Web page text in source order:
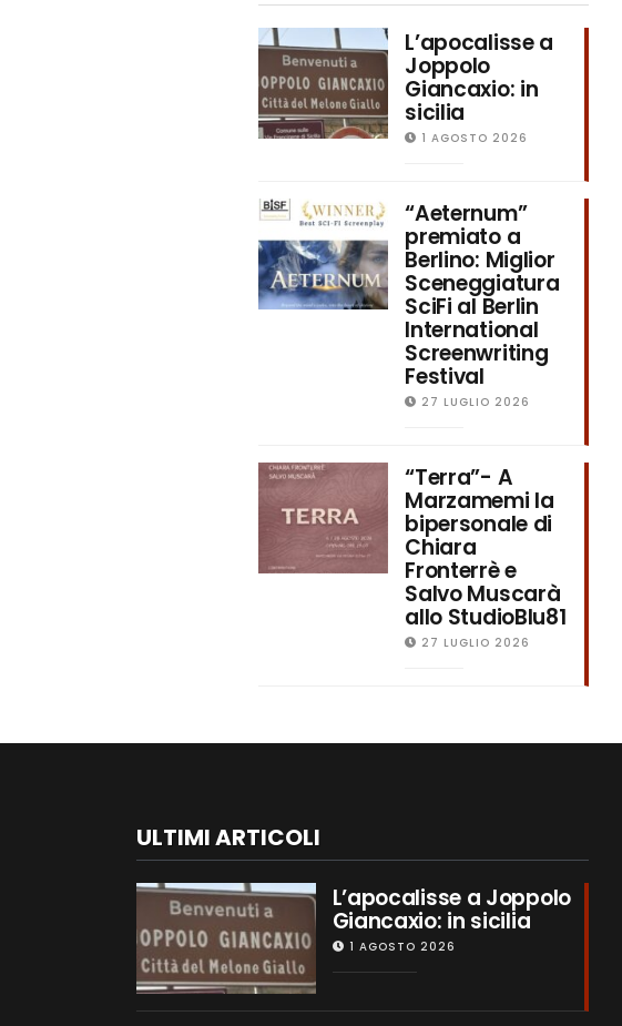
L’apocalisse a
Joppolo
Giancaxio: in
sicilia
1 AGOSTO 2026
“Aeternum”
premiato a
Berlino: Miglior
Sceneggiatura
SciFi al Berlin
International
Screenwriting
Festival
27 LUGLIO 2026
“Terra”- A
Marzamemi la
bipersonale di
Chiara
Fronterrè e
Salvo Muscarà
allo StudioBlu81
27 LUGLIO 2026
ULTIMI ARTICOLI
L’apocalisse a Joppolo
Giancaxio: in sicilia
1 AGOSTO 2026